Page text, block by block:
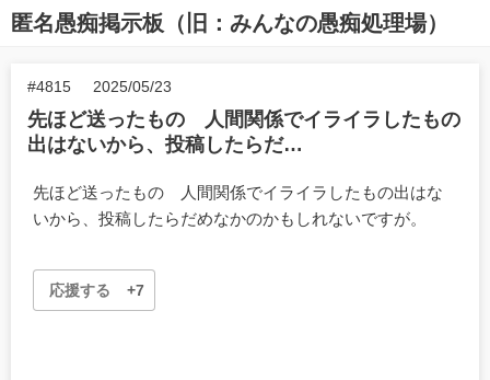
匿名愚痴掲示板（旧：みんなの愚痴処理場）
#4815 2025/05/23
先ほど送ったもの 人間関係でイライラしたもの
出はないから、投稿したらだ…
先ほど送ったもの 人間関係でイライラしたもの出はな
いから、投稿したらだめなかのかもしれないですが。
応援する +7